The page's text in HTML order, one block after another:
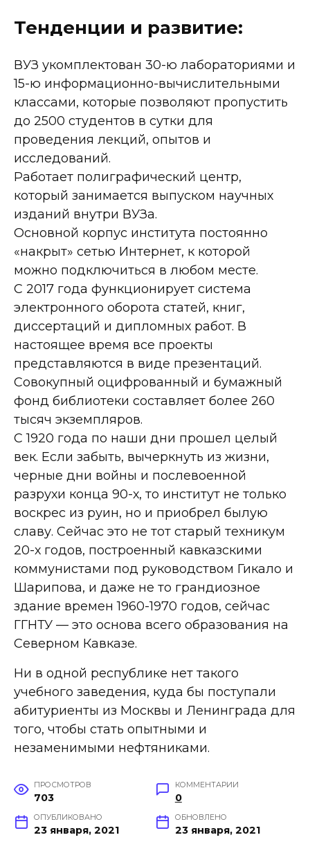
ПРОСМОТРОВ
703
КОММЕНТАРИИ
0
ОПУБЛИКОВАНО
23 января, 2021
ОБНОВЛЕНО
23 января, 2021
Тенденции и развитие:
ВУЗ укомплектован 30-ю лабораториями и
15-ю информационно-вычислительными
классами, которые позволяют пропустить
до 2500 студентов в сутки для
проведения лекций, опытов и
исследований.
Работает полиграфический центр,
который занимается выпуском научных
изданий внутри ВУЗа.
Основной корпус института постоянно
«накрыт» сетью Интернет, к которой
можно подключиться в любом месте.
С 2017 года функционирует система
электронного оборота статей, книг,
диссертаций и дипломных работ. В
настоящее время все проекты
представляются в виде презентаций.
Совокупный оцифрованный и бумажный
фонд библиотеки составляет более 260
тысяч экземпляров.
С 1920 года по наши дни прошел целый
век. Если забыть, вычеркнуть из жизни,
черные дни войны и послевоенной
разрухи конца 90-х, то институт не только
воскрес из руин, но и приобрел былую
славу. Сейчас это не тот старый техникум
20-х годов, построенный кавказскими
коммунистами под руководством Гикало и
Шарипова, и даже не то грандиозное
здание времен 1960-1970 годов, сейчас
ГГНТУ — это основа всего образования на
Северном Кавказе.
Ни в одной республике нет такого
учебного заведения, куда бы поступали
абитуриенты из Москвы и Ленинграда для
того, чтобы стать опытными и
незаменимыми нефтяниками.